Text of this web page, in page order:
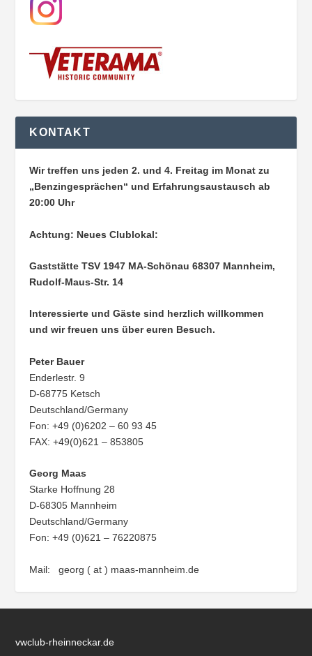
KONTAKT
Wir treffen uns jeden 2. und 4. Freitag im Monat zu
„Benzingesprächen“ und Erfahrungsaustausch ab
20:00 Uhr
Achtung: Neues Clublokal:
Gaststätte TSV 1947 MA-Schönau68307 Mannheim,
Rudolf-Maus-Str. 14
Interessierte und Gäste sind herzlich willkommen
und wir freuen uns über euren Besuch.
Peter Bauer
Enderlestr. 9
D-68775 Ketsch
Deutschland/Germany
Fon: +49 (0)6202 – 60 93 45
FAX: +49(0)621 – 853805
Georg Maas
Starke Hoffnung 28
D-68305 Mannheim
Deutschland/Germany
Fon: +49 (0)621 – 76220875
Mail: georg ( at ) maas-mannheim.de
vwclub-rheinneckar.de